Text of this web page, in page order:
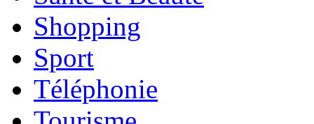
Shopping
Sport
Téléphonie